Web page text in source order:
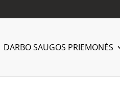
DARBO SAUGOS PRIEMONĖS